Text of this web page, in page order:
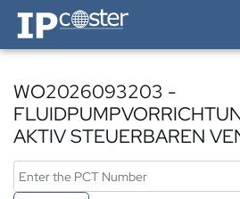
IP-Coster — Home
WO2026093203 -
AKTIV STEUERBAREN